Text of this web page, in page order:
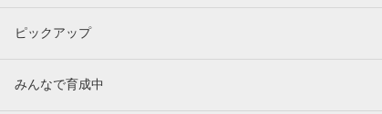
ピックアップ
みんなで育成中